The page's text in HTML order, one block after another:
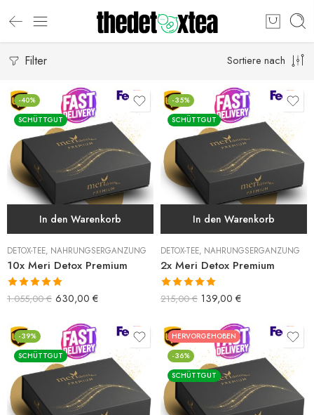
Filter Sortiere nach
-40%
SCHÜTTGUT
In den Warenkorb
DETOX-TEE, NAHRUNGSERGÄNZUNG
10x Meri Detox Premium
Bewertet mit
1.055,00€ 630,00 €
-35%
SCHÜTTGUT
In den Warenkorb
DETOX-TEE, NAHRUNGSERGÄNZUNG
2x Meri Detox Premium
Bewertet mit
215,00€ 139,00 €
-39%
SCHÜTTGUT
HERVORGEHOBEN
-36%
SCHÜTTGUT